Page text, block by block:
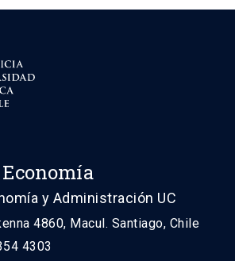
y Administración UC
4860, Macul. Santiago, Chile
4303